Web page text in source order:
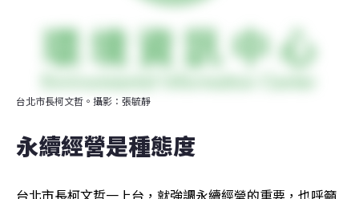
台北市長柯文哲。攝影：張毓靜
永續經營是種態度
台北市長柯文哲一上台，就強調永續經營的重要，也呼籲